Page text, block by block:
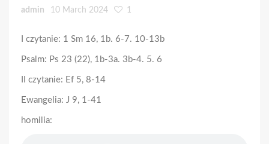
admin 10 March 2024 1
I czytanie: 1 Sm 16, 1b. 6-7. 10-13b
Psalm: Ps 23 (22), 1b-3a. 3b-4. 5. 6
II czytanie: Ef 5, 8-14
Ewangelia: J 9, 1-41
homilia: